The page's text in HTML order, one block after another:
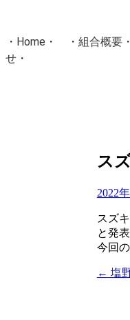
・ Home ・ ・ 組合概要
せ ・
Masters組合員ログ
ス
2022
スズ
と発
今回
投
← 塩